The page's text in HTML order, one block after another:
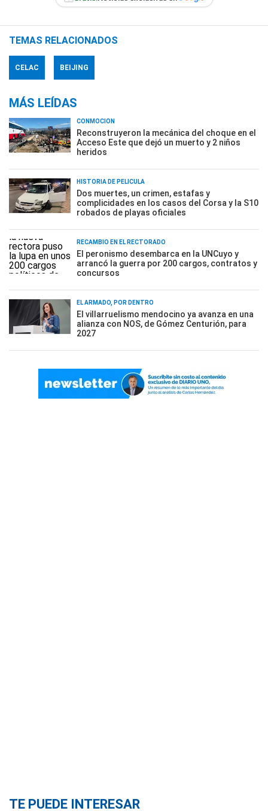
TEMAS RELACIONADOS
CELAC BEIJING
MÁS LEÍDAS
CONMOCIÓN
Reconstruyeron la mecánica del choque en el
Acceso Este que dejó un muerto y 2 niños
heridos
HISTORIA DE PELÍCULA
Dos muertes, un crimen, estafas y
complicidades en los casos del Corsa y la S10
robados de playas oficiales
RECAMBIO EN EL RECTORADO
El peronismo desembarca en la UNCuyo y
arrancó la guerra por 200 cargos, contratos y
concursos
EL ARMADO, POR DENTRO
El villarruelismo mendocino ya avanza en una
alianza con NOS, de Gómez Centurión, para
2027
TE PUEDE INTERESAR